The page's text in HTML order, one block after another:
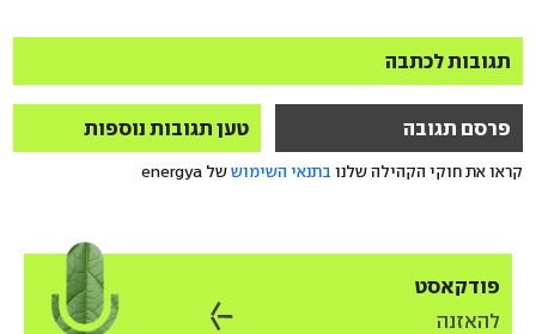
תגובות לכתבה
פרסם תגובה טען תגובות נוספות
קראו את חוקי הקהילה שלנו בתנאי השימוששל energya
פודקאסט
להאזנה